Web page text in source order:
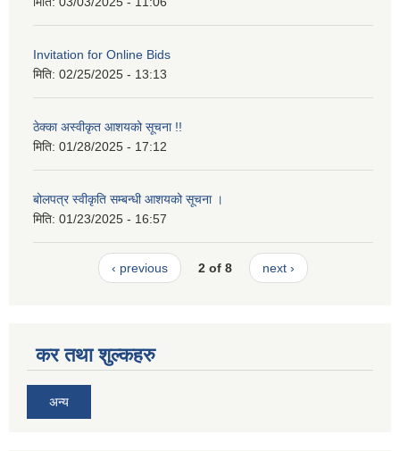
Invitation for Online Bids
मिति: 02/25/2025 - 13:13
ठेक्का अस्वीकृत आशयको सूचना !!
मिति: 01/28/2025 - 17:12
बोलपत्र स्वीकृति सम्बन्धी आशयको सूचना ।
मिति: 01/23/2025 - 16:57
‹ previous 2 of 8 next ›
कर तथा शुल्कहरु
अन्य